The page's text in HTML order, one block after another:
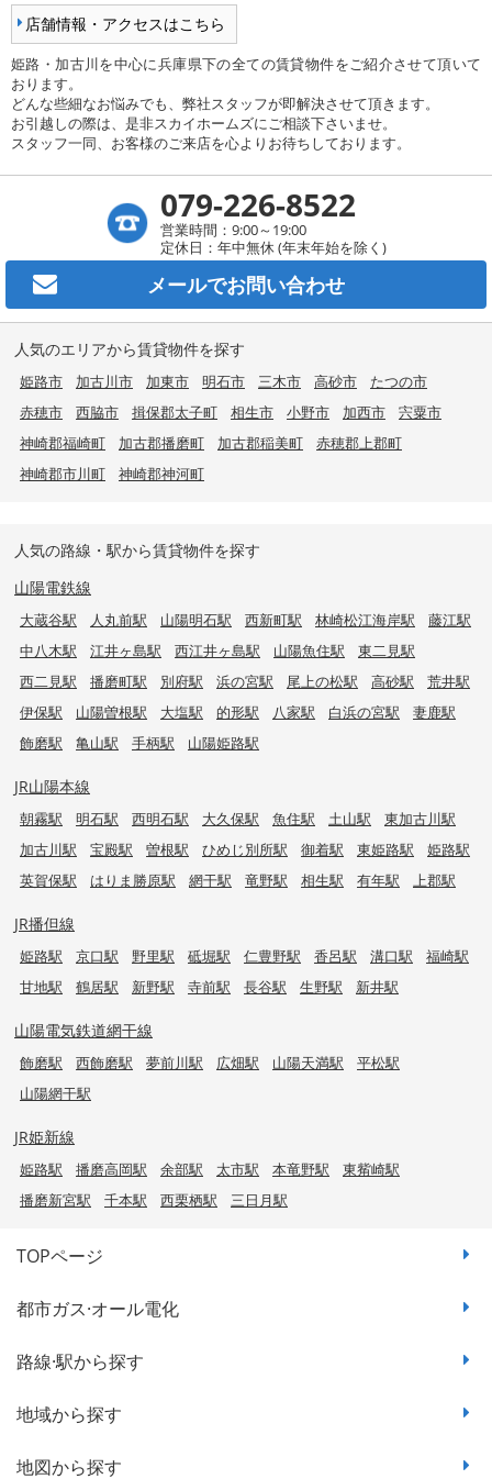
店舗情報・アクセスはこちら
姫路・加古川を中心に兵庫県下の全ての賃貸物件をご紹介させて頂いて
おります。
どんな些細なお悩みでも、弊社スタッフが即解決させて頂きます。
お引越しの際は、是非スカイホームズにご相談下さいませ。
スタッフ一同、お客様のご来店を心よりお待ちしております。
079-226-8522
営業時間：9:00～19:00
定休日：年中無休 (年末年始を除く)
メールでお問い合わせ
人気のエリアから賃貸物件を探す
姫路市 加古川市 加東市 明石市 三木市 高砂市
たつの市
赤穂市
西脇市 揖保郡太子町 相生市 小野市 加西市
宍粟市
神崎郡福崎町
加古郡播磨町 加古郡稲美町
赤穂郡上郡町
神崎郡市川町
神崎郡神河町
人気の路線・駅から賃貸物件を探す
山陽電鉄線
大蔵谷駅 人丸前駅 山陽明石駅 西新町駅 林崎松江海岸駅
藤江駅
中八木駅
江井ヶ島駅 西江井ヶ島駅 山陽魚住駅
東二見駅
西二見駅
播磨町駅 別府駅 浜の宮駅 尾上の松駅 高砂駅
荒井駅
伊保駅
山陽曽根駅 大塩駅 的形駅 八家駅 白浜の宮駅
妻鹿駅
飾磨駅
亀山駅 手柄駅 山陽姫路駅
JR山陽本線
朝霧駅 明石駅 西明石駅 大久保駅 魚住駅 土山駅
東加古川駅
加古川駅
宝殿駅 曽根駅 ひめじ別所駅 御着駅 東姫路駅
姫路駅
英賀保駅
はりま勝原駅 網干駅 竜野駅 相生駅 有年駅 上郡駅
JR播但線
姫路駅 京口駅 野里駅 砥堀駅 仁豊野駅 香呂駅 溝口駅
福崎駅
甘地駅
鶴居駅 新野駅 寺前駅 長谷駅 生野駅 新井駅
山陽電気鉄道網干線
飾磨駅 西飾磨駅 夢前川駅 広畑駅 山陽天満駅
平松駅
山陽網干駅
JR姫新線
姫路駅 播磨高岡駅 余部駅 太市駅 本竜野駅
東觜崎駅
播磨新宮駅
千本駅 西栗栖駅 三日月駅
TOPページ
都市ガス·オール電化
路線·駅から探す
地域から探す
地図から探す